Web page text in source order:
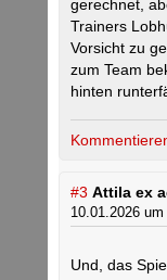
gerechnet,
Trainers
Vorsicht zu
zum Team
hinten
#3 Attila ex
10.01.2026
Und, das